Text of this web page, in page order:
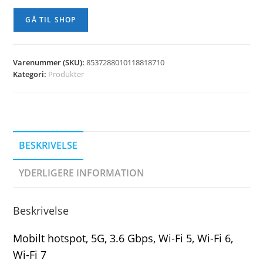
GÅ TIL SHOP
Varenummer (SKU):8537288010118818710
Kategori: Produkter
BESKRIVELSE
YDERLIGERE INFORMATION
Beskrivelse
Mobilt hotspot, 5G, 3.6 Gbps, Wi-Fi 5, Wi-Fi 6,
Wi-Fi 7